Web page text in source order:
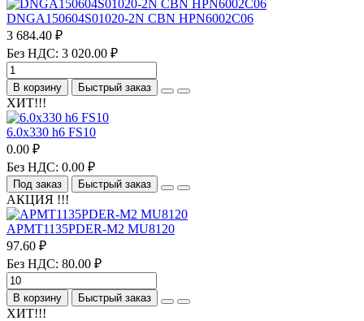
DNGA150604S01020-2N CBN HPN6002C06
3 684.40 ₽
Без НДС: 3 020.00 ₽
В корзину Быстрый заказ
ХИТ!!!
6.0х330 h6 FS10
0.00 ₽
Без НДС: 0.00 ₽
Под заказ Быстрый заказ
АКЦИЯ !!!
APMT1135PDER-M2 MU8120
97.60 ₽
Без НДС: 80.00 ₽
В корзину Быстрый заказ
ХИТ!!!